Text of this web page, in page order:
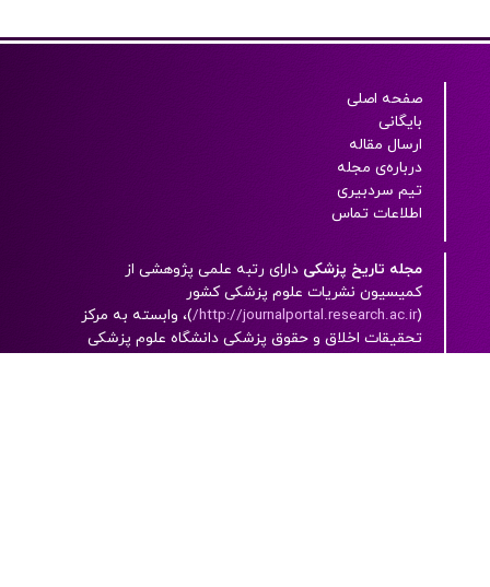
صفحه اصلی
بایگانی
ارسال مقاله
درباره‌ی مجله
تیم سردبیری
اطلاعات تماس
مجله تاریخ پزشکی دارای رتبه علمی پژوهشی از
کميسيون نشريات علوم پزشکی کشور
(
http://journalportal.research.ac.ir/ )، وابسته به مرکز
تحقيقات اخلاق و حقوق پزشکی دانشگاه علوم پزشکی